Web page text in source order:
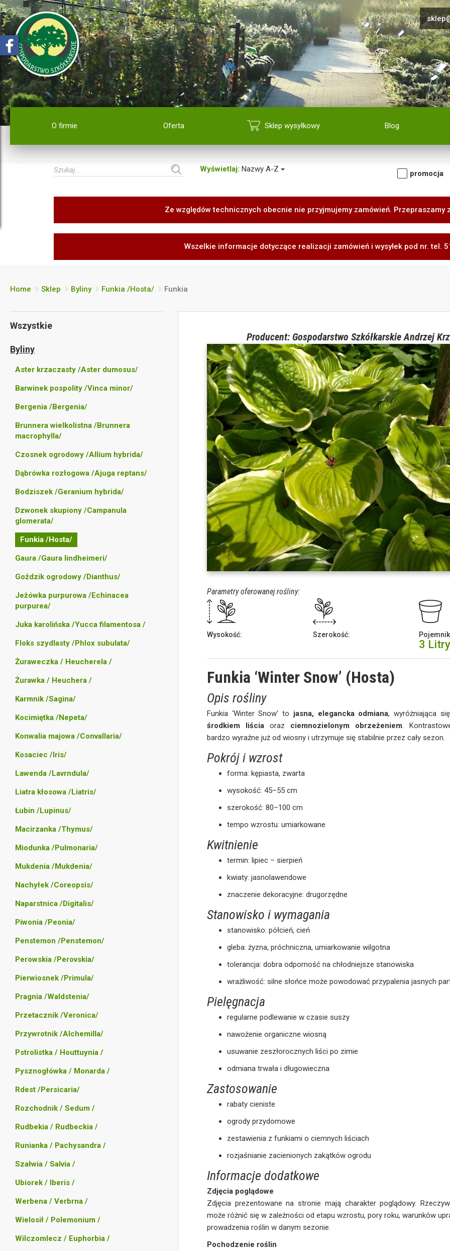
O firmie Oferta Sklep wysyłkowy Blog
Wyświetlaj: Nazwy A-Z promocja
Ze względów technicznych obecnie nie przyjmujemy zamówień. Przepraszamy
Wszelkie informacje dotyczące realizacji zamówień i wysyłek pod nr. tel.
Home Sklep Byliny Funkia /Hosta/ Funkia
Wszystkie
Byliny
Aster krzaczasty /Aster dumosus/
Barwinek pospolity /Vinca minor/
Bergenia /Bergenia/
Brunnera wielkolistna /Brunnera
macrophylla/
Czosnek ogrodowy /Allium hybrida/
Dąbrówka rozłogowa /Ajuga reptans/
Bodziszek /Geranium hybrida/
Dzwonek skupiony /Campanula
glomerata/
Funkia /Hosta/
Gaura /Gaura lindheimeri/
Goździk ogrodowy /Dianthus/
Jeżówka purpurowa /Echinacea
purpurea/
Juka karolińska /Yucca filamentosa /
Floks szydlasty /Phlox subulata/
Żuraweczka / Heucherela /
Żurawka / Heuchera /
Karmnik /Sagina/
Kocimiętka /Nepeta/
Konwalia majowa /Convallaria/
Kosaciec /Iris/
Lawenda /Lavrndula/
Liatra kłosowa /Liatris/
Łubin /Lupinus/
Macirzanka /Thymus/
Miodunka /Pulmonaria/
Mukdenia /Mukdenia/
Nachyłek /Coreopsis/
Naparstnica /Digitalis/
Piwonia /Peonia/
Penstemon /Penstemon/
Perowskia /Perovskia/
Pierwiosnek /Primula/
Pragnia /Waldstenia/
Przetacznik /Veronica/
Przywrotnik /Alchemilla/
Pstrolistka / Houttuynia /
Pysznogłówka / Monarda /
Rdest /Persicaria/
Rozchodnik / Sedum /
Rudbekia / Rudbeckia /
Runianka / Pachysandra /
Szałwia / Salvia /
Ubiorek / Iberis /
Werbena / Verbrna /
Wielosił / Polemonium /
Wilczomlecz / Euphorbia /
Producent: Gospodarstwo Szkółkarskie Andrzej
Parametry oferowanej rośliny:
Wysokość: Szerokość:
3
Funkia ‘Winter Snow’ (Hosta)
Opis rośliny
Funkia ‘Winter Snow’ to jasna, elegancka odmiana, wyróżniająca
środkiem liścia oraz ciemnozielonym obrzeżeniem.
bardzo wyraźne już od wiosny i utrzymuje się stabilnie przez cały sezon.
Pokrój i wzrost
forma: kępiasta, zwarta
wysokość: 45–55 cm
szerokość: 80–100 cm
tempo wzrostu: umiarkowane
Kwitnienie
termin: lipiec – sierpień
kwiaty: jasnolawendowe
znaczenie dekoracyjne: drugorzędne
Stanowisko i wymagania
stanowisko: półcień, cień
gleba: żyzna, próchniczna, umiarkowanie wilgotna
tolerancja: dobra odporność na chłodniejsze stanowiska
wrażliwość: silne słońce może powodować przypalenia jasnych
Pielęgnacja
regularne podlewanie w czasie suszy
nawożenie organiczne wiosną
usuwanie zeszłorocznych liści po zimie
odmiana trwała i długowieczna
Zastosowanie
rabaty cieniste
ogrody przydomowe
zestawienia z funkiami o ciemnych liściach
rozjaśnianie zacienionych zakątków ogrodu
Informacje dodatkowe
Zdjęcia poglądowe
Zdjęcia prezentowane na stronie mają charakter poglądowy.
może różnić się w zależności od etapu wzrostu, pory roku, warunków
prowadzenia roślin w danym sezonie.
Pochodzenie roślin